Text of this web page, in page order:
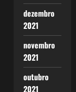
dezembro
2021
novembro
2021
outubro
2021